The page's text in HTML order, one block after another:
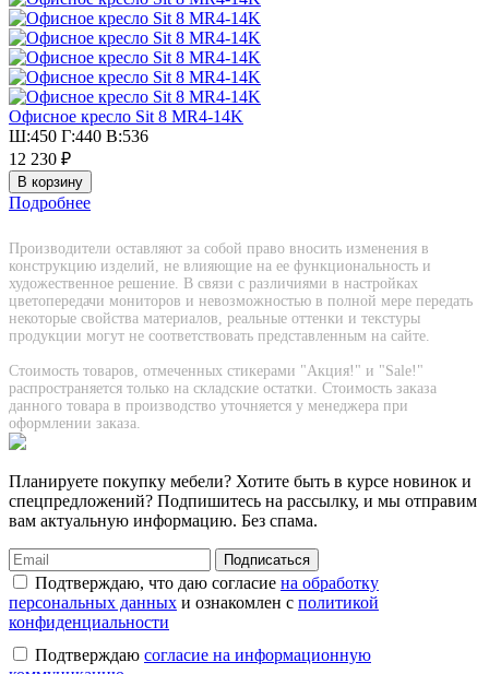
Офисное кресло Sit 8 MR4-14K
Ш:450 Г:440 В:536
12 230 ₽
Подробнее
Производители оставляют за собой право вносить изменения в
конструкцию изделий, не влияющие на ее функциональность и
художественное решение. В связи с различиями в настройках
цветопередачи мониторов и невозможностью в полной мере передать
некоторые свойства материалов, реальные оттенки и текстуры
продукции могут не соответствовать представленным на сайте.
Стоимость товаров, отмеченных стикерами "Акция!" и "Sаle!"
распространяется только на складские остатки. Стоимость заказа
данного товара в производство уточняется у менеджера при
оформлении заказа.
Планируете покупку мебели? Хотите быть в курсе новинок и
спецпредложений? Подпишитесь на рассылку, и мы отправим
вам актуальную информацию. Без спама.
Подписаться
Подтверждаю, что даю согласие на обработку
персональных данных и ознакомлен с политикой
конфиденциальности
Подтверждаю согласие на информационную